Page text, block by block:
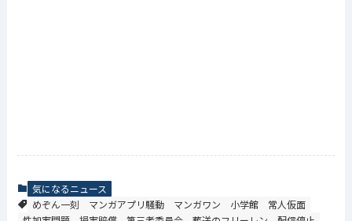
気になるニュース
めぞん一刻
マンガアプリ騒動 マンガワン 小学館
常人仮面